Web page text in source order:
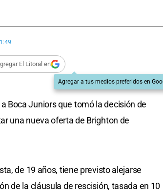
El Litoral en
Agregar a tus medios preferidos en
Boca Juniors que tomó la decisión de
una nueva oferta de Brighton de
de 19 años, tiene previsto alejarse
de la cláusula de rescisión, tasada en 10